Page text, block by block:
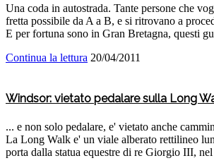
Una coda in autostrada. Tante persone che
fretta possibile da A a B, e si ritrovano a
E per fortuna sono in Gran Bretagna, questi
Continua la lettura 20/04/2011
Windsor: vietato pedalare sulla Long
... e non solo pedalare, e' vietato anche
La Long Walk e' un viale alberato rettilineo
porta dalla statua equestre di re Giorgio III,